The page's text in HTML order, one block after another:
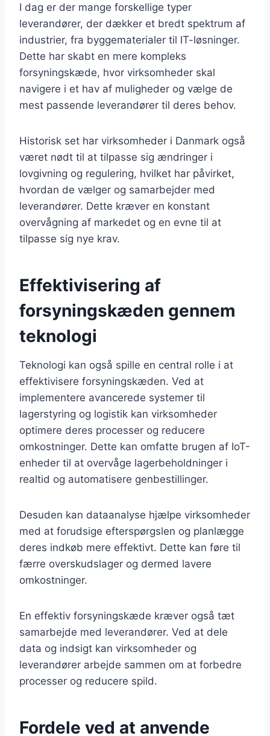
I dag er der mange forskellige typer
leverandører, der dækker et bredt spektrum af
industrier, fra byggematerialer til IT-løsninger.
Dette har skabt en mere kompleks
forsyningskæde, hvor virksomheder skal
navigere i et hav af muligheder og vælge de
mest passende leverandører til deres behov.
Historisk set har virksomheder i Danmark også
været nødt til at tilpasse sig ændringer i
lovgivning og regulering, hvilket har påvirket,
hvordan de vælger og samarbejder med
leverandører. Dette kræver en konstant
overvågning af markedet og en evne til at
tilpasse sig nye krav.
Effektivisering af
forsyningskæden gennem
teknologi
Teknologi kan også spille en central rolle i at
effektivisere forsyningskæden. Ved at
implementere avancerede systemer til
lagerstyring og logistik kan virksomheder
optimere deres processer og reducere
omkostninger. Dette kan omfatte brugen af IoT-
enheder til at overvåge lagerbeholdninger i
realtid og automatisere genbestillinger.
Desuden kan dataanalyse hjælpe virksomheder
med at forudsige efterspørgslen og planlægge
deres indkøb mere effektivt. Dette kan føre til
færre overskudslager og dermed lavere
omkostninger.
En effektiv forsyningskæde kræver også tæt
samarbejde med leverandører. Ved at dele
data og indsigt kan virksomheder og
leverandører arbejde sammen om at forbedre
processer og reducere spild.
Fordele ved at anvende